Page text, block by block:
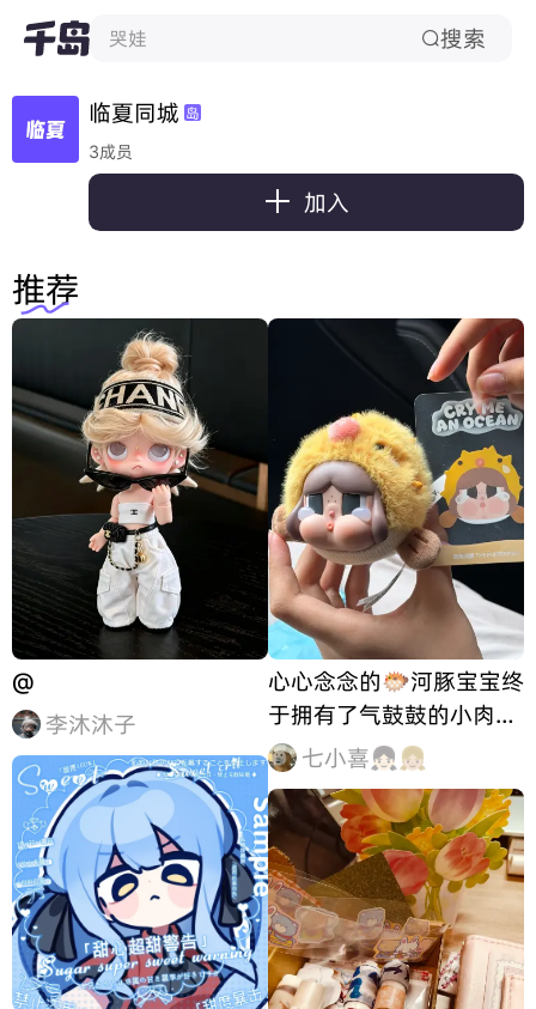
哭娃 搜索
临夏同城 岛
3成员
 加入
推荐
@
李沐沐子
心心念念的🐡河豚宝宝终
于拥有了气鼓鼓的小肉包
子一般可爱的小表情，嘟
嘟嘴超级萌不是很大，小
小的一只，超级可爱呢
七小喜👧🏻👧🏼